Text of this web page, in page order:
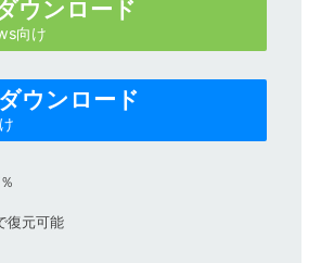
ウンロード
向け
ウンロード
復元可能